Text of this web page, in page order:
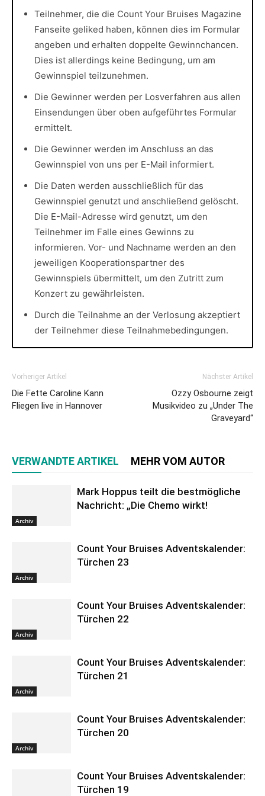
Teilnehmer, die die Count Your Bruises Magazine
Fanseite geliked haben, können dies im Formular
angeben und erhalten doppelte Gewinnchancen.
Dies ist allerdings keine Bedingung, um am
Gewinnspiel teilzunehmen.
Die Gewinner werden per Losverfahren aus allen
Einsendungen über oben aufgeführtes Formular
ermittelt.
Die Gewinner werden im Anschluss an das
Gewinnspiel von uns per E-Mail informiert.
Die Daten werden ausschließlich für das
Gewinnspiel genutzt und anschließend gelöscht.
Die E-Mail-Adresse wird genutzt, um den
Teilnehmer im Falle eines Gewinns zu
informieren. Vor- und Nachname werden an den
jeweiligen Kooperationspartner des
Gewinnspiels übermittelt, um den Zutritt zum
Konzert zu gewährleisten.
Durch die Teilnahme an der Verlosung akzeptiert
der Teilnehmer diese Teilnahmebedingungen.
Vorheriger Artikel
Die Fette Caroline Kann
Fliegen live in Hannover
Nächster Artikel
Ozzy Osbourne zeigt
Musikvideo zu „Under The
Graveyard“
VERWANDTE ARTIKEL MEHR VOM AUTOR
Archiv
Mark Hoppus teilt die bestmögliche
Nachricht: „Die Chemo wirkt!
Archiv
Count Your Bruises Adventskalender:
Türchen 23
Archiv
Count Your Bruises Adventskalender:
Türchen 22
Archiv
Count Your Bruises Adventskalender:
Türchen 21
Archiv
Count Your Bruises Adventskalender:
Türchen 20
Count Your Bruises Adventskalender:
Türchen 19